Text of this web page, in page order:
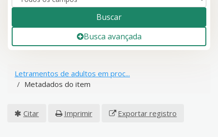
Buscar
Busca avançada
Letramentos de adultos em proc...
Metadados do item
Citar Imprimir Exportar registro